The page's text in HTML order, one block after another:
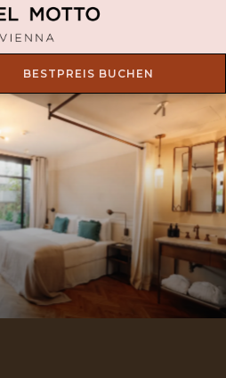
BESTPREIS BUCHEN